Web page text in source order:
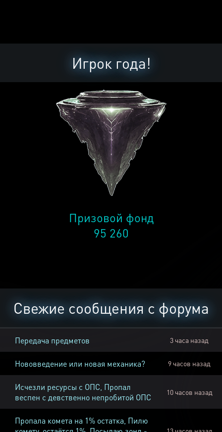
Игрок года!
Призовой фонд
95 260
Свежие сообщения с форума
Передача предметов 3 часа назад
Нововведение или новая механика? 9 часов назад
Исчезли ресурсы с ОПС, Пропал
веспен с девственно непробитой ОПС
10 часов назад
Пропала комета на 1% остатка, Пилю